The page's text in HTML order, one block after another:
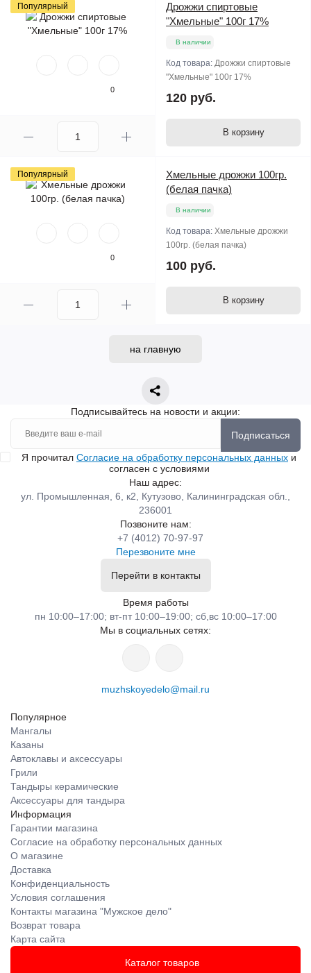
Популярный
0
Дрожжи спиртовые
"Хмельные" 100г 17%
В наличии
Код товара: Дрожжи спиртовые
"Хмельные" 100г 17%
120 руб.
В корзину
Популярный
0
Хмельные дрожжи 100гр.
(белая пачка)
В наличии
Код товара: Хмельные дрожжи
100гр. (белая пачка)
100 руб.
В корзину
на главную
Подписывайтесь на новости и акции:
Подписаться
Я прочитал Согласие на обработку персональных данных и
согласен с условиями
Наш адрес:
ул. Промышленная, 6, к2, Кутузово, Калининградская обл.,
236001
Позвоните нам:
+7 (4012) 70-97-97
Перезвоните мне
Перейти в контакты
Время работы
пн 10:00–17:00; вт-пт 10:00–19:00; сб,вс 10:00–17:00
Мы в социальных сетях:
muzhskoyedelo@mail.ru
Популярное
Мангалы
Казаны
Автоклавы и аксессуары
Грили
Тандыры керамические
Аксессуары для тандыра
Информация
Гарантии магазина
Согласие на обработку персональных данных
О магазине
Доставка
Конфиденциальность
Условия соглашения
Контакты магазина "Мужское дело"
Возврат товара
Карта сайта
Каталог товаров